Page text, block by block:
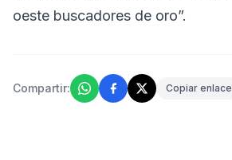
oeste buscadores de oro”.
Compartir: Copiar enlace